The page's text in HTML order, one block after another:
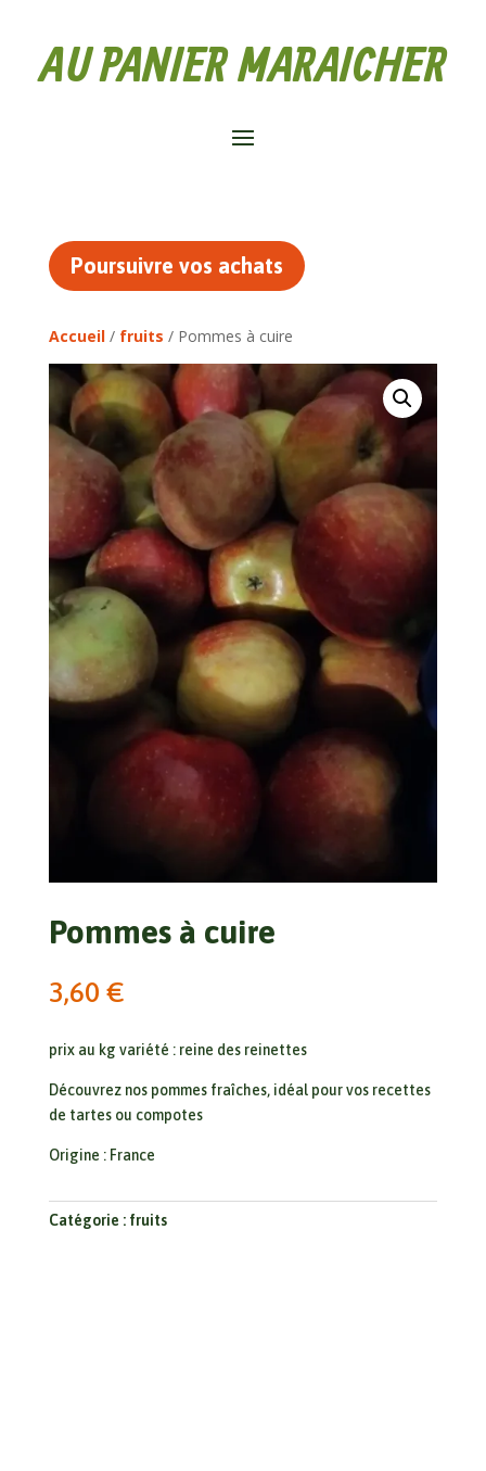
AU PANIER MARAICHER
Poursuivre vos achats
Accueil/ fruits / Pommes à cuire
Pommes à cuire
3,60 €
prix au kg variété : reine des reinettes
Découvrez nos pommes fraîches, idéal pour vos recettes
de tartes ou compotes
Origine : France
Catégorie : fruits